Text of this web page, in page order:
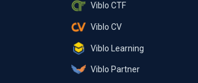
Viblo CTF
Viblo CV
Viblo Learning
Viblo Partner